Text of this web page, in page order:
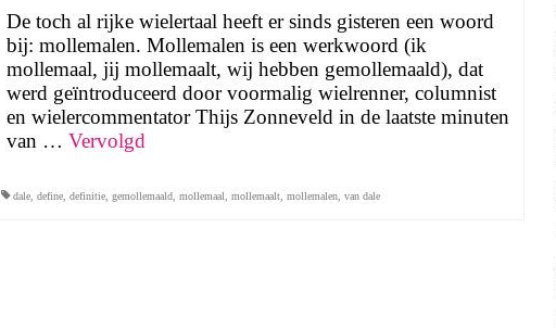
De toch al rijke wielertaal heeft er sinds gisteren een woord
bij: mollemalen. Mollemalen is een werkwoord (ik
mollemaal, jij mollemaalt, wij hebben gemollemaald), dat
werd geïntroduceerd door voormalig wielrenner, columnist
en wielercommentator Thijs Zonneveld in de laatste minuten
van … Vervolgd
dale, define, definitie, gemollemaald, mollemaal mollemaalt, mollemalen, van dale